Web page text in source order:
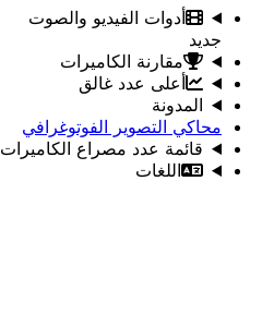
أدوات الفيديو والصوت
جديد
مقارنة الكاميرات
أعلى عدد غالق
المدونة
محاكي التصوير الفوتوغرافي
قائمة عدد مصراع الكاميرات
اللغات